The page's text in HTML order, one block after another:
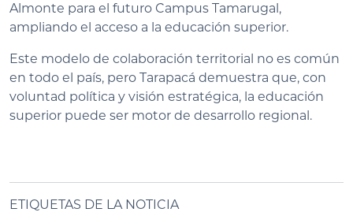
Almonte para el futuro Campus Tamarugal,
ampliando el acceso a la educación superior.
Este modelo de colaboración territorial no es común
en todo el país, pero Tarapacá demuestra que, con
voluntad política y visión estratégica, la educación
superior puede ser motor de desarrollo regional.
ETIQUETAS DE LA NOTICIA